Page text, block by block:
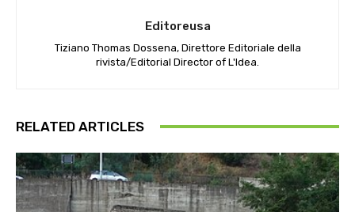
Editoreusa
Tiziano Thomas Dossena, Direttore Editoriale della
rivista/Editorial Director of L'Idea.
RELATED ARTICLES